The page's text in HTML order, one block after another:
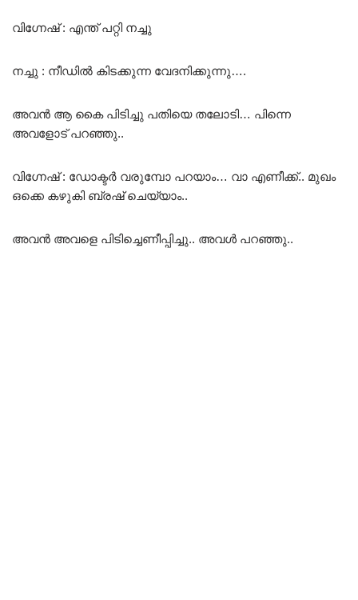
വിഗ്നേഷ് : എന്ത് പറ്റി നച്ചു
നച്ചു : നീഡിൽ കിടക്കുന്ന വേദനിക്കുന്നു….
അവൻ ആ കൈ പിടിച്ചു പതിയെ തലോടി… പിന്നെ
അവളോട് പറഞ്ഞു..
വിഗ്നേഷ് : ഡോക്ടർ വരുമ്പോ പറയാം… വാ എണീക്ക്.. മുഖം
ഒക്കെ കഴുകി ബ്രഷ് ചെയ്യാം..
അവൻ അവളെ പിടിച്ചെണീപ്പിച്ചു.. അവൾ പറഞ്ഞു..